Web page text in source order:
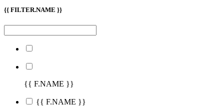
{{ FILTER.NAME }}
{{ F.NAME }}
{{ F.NAME }}